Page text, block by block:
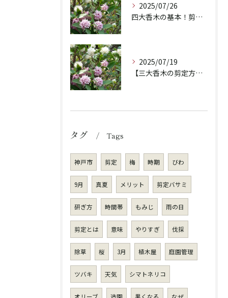
2025/07/26
四大香木の基本！剪定の重要性と違いを解説！
2025/07/19
【三大香木の剪定方法】香りを楽しむ庭木のお手入れ
タグ Tags
神戸市 剪定 梅 時期 びわ
9月 真夏 メリット 剪定バサミ
研ぎ方 時間帯 もみじ 雨の日
剪定とは 意味 やりすぎ 伐採
除草 桜 3月 植木屋 庭園管理
ツバキ 天気 シマトネリコ